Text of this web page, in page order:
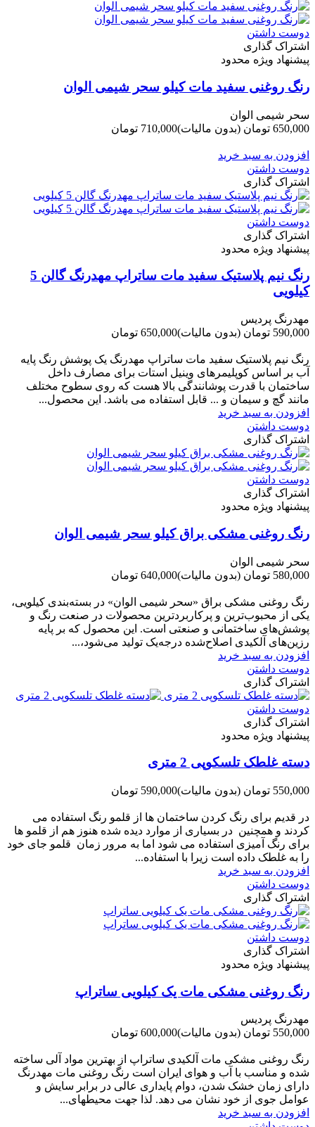
دوست داشتن
اشتراک گذاری
پیشنهاد ویژه محدود
رنگ روغنی سفید مات کیلو سحر شیمی الوان
سحر شیمی الوان
650,000 تومان
(بدون مالیات)710,000 تومان
افزودن به سبد خرید
دوست داشتن
اشتراک گذاری
دوست داشتن
اشتراک گذاری
پیشنهاد ویژه محدود
رنگ نیم پلاستیک سفید مات ساتراپ مهدرنگ گالن 5
کیلویی
مهدرنگ پردیس
590,000 تومان
(بدون مالیات)650,000 تومان
رنگ نیم پلاستیک سفید مات ساتراپ مهدرنگ یک پوشش رنگ پایه
آب بر اساس کوپلیمرهای وینیل استات برای مصارف داخل
ساختمان با قدرت پوشانندگی بالا هست که روی سطوح مختلف
مانند گچ و سیمان و ... قابل استفاده می باشد. این محصول...
افزودن به سبد خرید
دوست داشتن
اشتراک گذاری
دوست داشتن
اشتراک گذاری
پیشنهاد ویژه محدود
رنگ روغنی مشکی براق کیلو سحر شیمی الوان
سحر شیمی الوان
580,000 تومان
(بدون مالیات)640,000 تومان
رنگ روغنی مشکی براق «سحر شیمی الوان» در بسته‌بندی کیلویی،
یکی از محبوب‌ترین و پرکاربردترین محصولات در صنعت رنگ و
پوشش‌های ساختمانی و صنعتی است. این محصول که بر پایه
رزین‌های آلکیدی اصلاح‌شده درجه‌یک تولید می‌شود،...
افزودن به سبد خرید
دوست داشتن
اشتراک گذاری
دوست داشتن
اشتراک گذاری
پیشنهاد ویژه محدود
دسته غلطک تلسکوپی 2 متری
550,000 تومان (بدون مالیات)590,000 تومان
در قدیم برای رنگ کردن ساختمان ها از قلمو رنگ استفاده می
کردند و همچنین در بسیاری از موارد دیده شده هنوز هم از قلمو ها
برای رنگ آمیزی استفاده می شود اما به مرور زمان قلمو جای خود
را به غلطک داده است زیرا با استفاده...
افزودن به سبد خرید
دوست داشتن
اشتراک گذاری
دوست داشتن
اشتراک گذاری
پیشنهاد ویژه محدود
رنگ روغنی مشکی مات یک کیلویی ساتراپ
مهدرنگ پردیس
550,000 تومان
(بدون مالیات)600,000 تومان
رنگ روغنی مشکی مات آلکیدی ساتراپ از بهترین مواد آلی ساخته
شده و مناسب با آب و هوای ایران است رنگ روغنی مات مهدرنگ
دارای زﻣﺎن ﺧﺸﮏ ﺷﺪن، دوام ﭘﺎﯾﺪاری عالی در ﺑﺮاﺑﺮ ﺳﺎﯾﺶ و
ﻋﻮاﻣﻞ ﺟﻮی از ﺧﻮد ﻧﺸﺎن ﻣﯽ دﻫﺪ. ﻟﺬا ﺟﻬﺖ ﻣﺤﯿﻄ‌‌ﻬﺎی...
افزودن به سبد خرید